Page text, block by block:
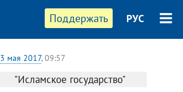
Поддержать РУС
3 мая 2017, 09:57
"Исламское государство"